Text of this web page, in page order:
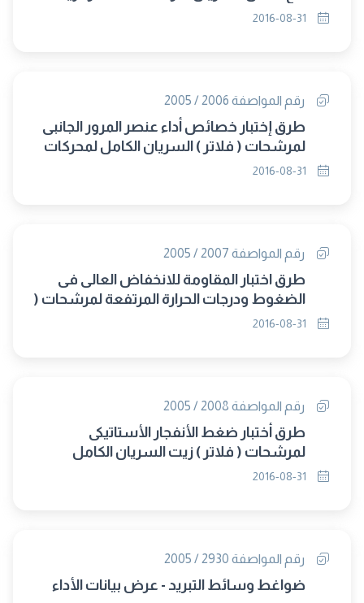
السريان الكامل لمحركات الإحتراق الداخلى
رقم المواصفة 2006 / 2005
طرق إختبار خصائص أداء عنصر المرور الجانبى
لمرشحات ( فلاتر ) السريان الكامل لمحركات
الإحتراق الداخلى
رقم المواصفة 2007 / 2005
طرق اختبار المقاومة للانخفاض العالى فى
الضغوط ودرجات الحرارة المرتفعة لمرشحات (
فلاتر ) زيت السريان الكامل لمحركات الاحتراق
رقم المواصفة 2008 / 2005
طرق أختبار ضغط الأنفجار الأستاتيكى
لمرشحات ( فلاتر ) زيت السريان الكامل
لمحركات الأحتراق الداخلى
رقم المواصفة 2930 / 2005
ضواغط وسائط التبريد - عرض بيانات الأداء